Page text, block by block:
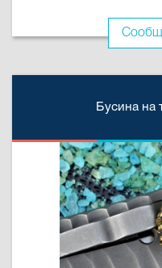
Бусина на